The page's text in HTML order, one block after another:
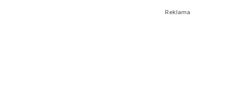
Reklama